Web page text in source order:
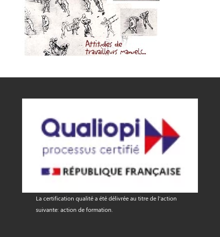
La certification qualité a été délivrée au titre de l'action
suivante: action de formation.